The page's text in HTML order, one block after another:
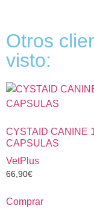
Otros
visto:
CYSTAID CANINE
CAPSULAS
VetPlus
66,90€
Comprar